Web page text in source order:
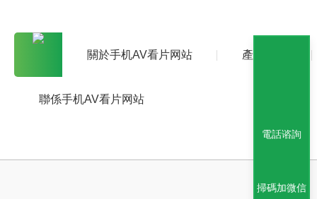
關於手机AV看片网站 產品中心
聯係手机AV看片网站
電話谘詢
掃碼加微信